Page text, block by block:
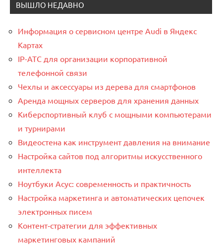
ВЫШЛО НЕДАВНО
Информация о сервисном центре Audi в Яндекс
Картах
IP-АТС для организации корпоративной
телефонной связи
Чехлы и аксессуары из дерева для смартфонов
Аренда мощных серверов для хранения данных
Киберспортивный клуб с мощными компьютерами
и турнирами
Видеостена как инструмент давления на внимание
Настройка сайтов под алгоритмы искусственного
интеллекта
Ноутбуки Асус: современность и практичность
Настройка маркетинга и автоматических цепочек
электронных писем
Контент‑стратегии для эффективных
маркетинговых кампаний